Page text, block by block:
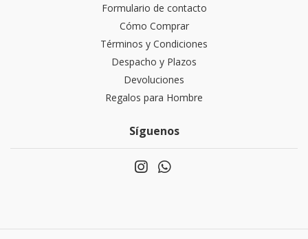
Formulario de contacto
Cómo Comprar
Términos y Condiciones
Despacho y Plazos
Devoluciones
Regalos para Hombre
Síguenos